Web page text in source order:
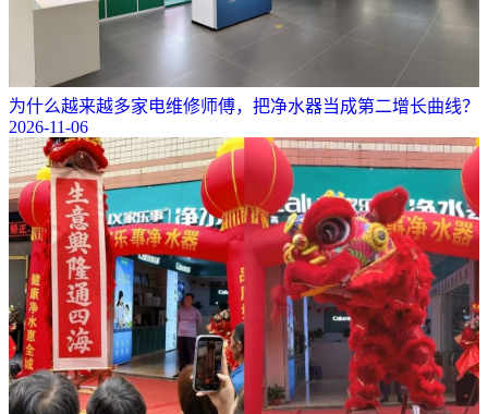
为什么越来越多家电维修师傅，把净水器当成第二增长曲线？
2026-11-06